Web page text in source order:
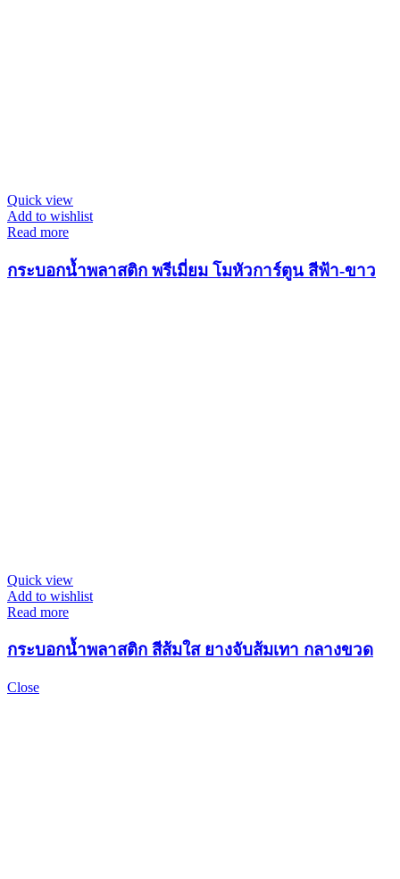
Quick view
Add to wishlist
Read more
กระบอกน้ำพลาสติก พรีเมี่ยม โมหัวการ์ตูน สีฟ้า-ขาว
Quick view
Add to wishlist
Read more
กระบอกน้ำพลาสติก สีส้มใส ยางจับส้มเทา กลางขวด
Close